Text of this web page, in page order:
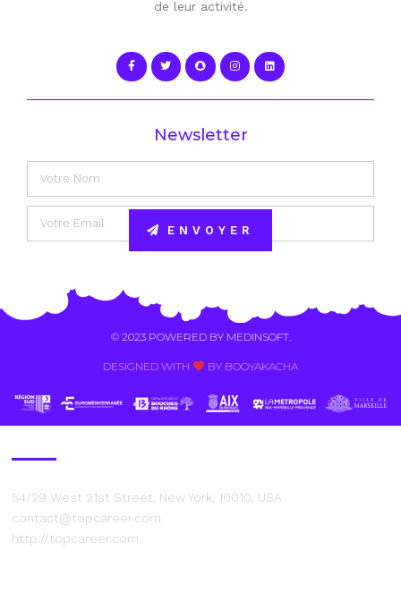
de leur activité.
Newsletter
ENVOYER
© 2023 POWERED BY MEDINSOFT.
DESIGNED WITH BY BOOYAKACHA​
54/29 West 21st Street, New York, 10010, USA
contact@topcareer.com
http://topcareer.com